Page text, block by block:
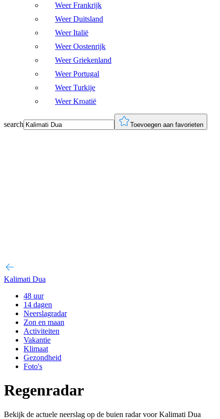
Weer Frankrijk
Weer Duitsland
Weer Italië
Weer Oostenrijk
Weer Griekenland
Weer Portugal
Weer Turkije
Weer Kroatië
search Toevoegen aan favorieten
Kalimati Dua
48 uur
14 dagen
Neerslagradar
Zon en maan
Activiteiten
Vakantie
Klimaat
Gezondheid
Foto's
Regenradar
Bekijk de actuele neerslag op de buien radar voor Kalimati Dua